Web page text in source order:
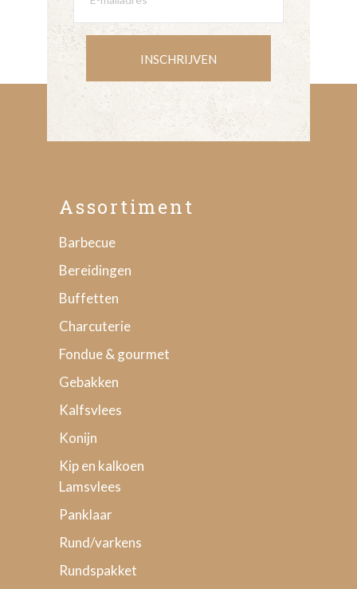
INSCHRIJVEN
Assortiment
Barbecue
Bereidingen
Buffetten
Charcuterie
Fondue & gourmet
Gebakken
Kalfsvlees
Konijn
Kip en kalkoen
Lamsvlees
Panklaar
Rund/varkens
Rundspakket